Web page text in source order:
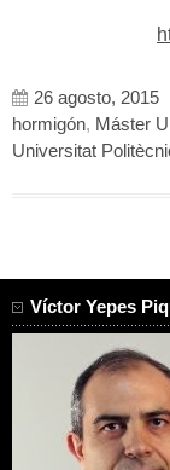
26 agosto, 2015
hormigón, Máster
Universitat
Víctor Yepes